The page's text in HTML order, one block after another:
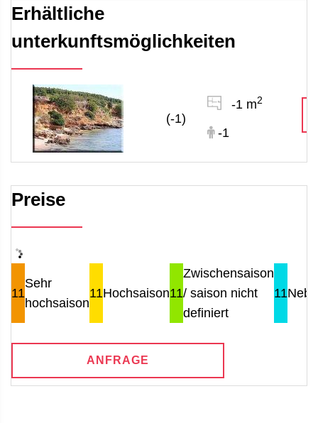
Erhältliche
unterkunftsmöglichkeiten
(-1)
-1 m2
-1
Preise
11
Sehr
hochsaison
11Hochsaison11
Zwischensaison
/ saison nicht
definiert
11
ANFRAGE